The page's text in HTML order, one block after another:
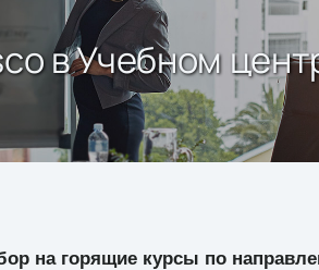
в Учебном
на горящие курсы по